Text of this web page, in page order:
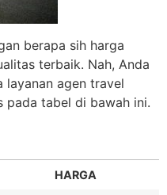
berapa sih harga
terbaik. Nah, Anda
layanan agen travel
pada tabel di bawah ini.
HARGA